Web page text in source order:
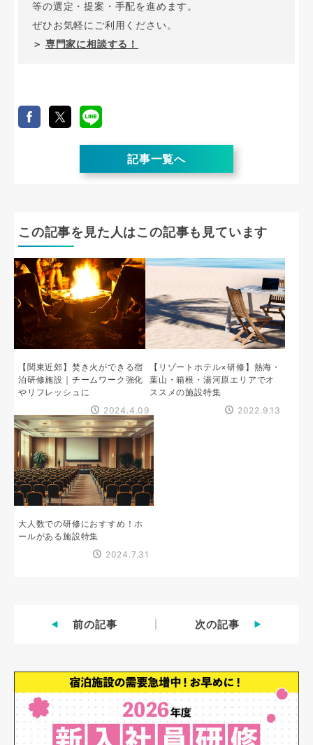
等の選定・提案・手配を進めます。
ぜひお気軽にご利用ください。
＞ 専門家に相談する！
記事一覧へ
この記事を見た人はこの記事も見ています
【関東近郊】焚き火ができる宿
泊研修施設｜チームワーク強化
やリフレッシュに
2024.4.09
【リゾートホテル×研修】熱海・
葉山・箱根・湯河原エリアでオ
ススメの施設特集
2022.9.13
大人数での研修におすすめ！ホ
ールがある施設特集
2024.7.31
前の記事 次の記事